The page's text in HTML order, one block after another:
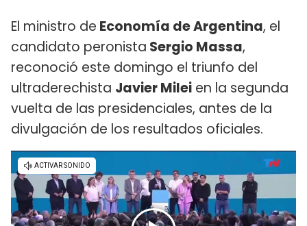
El ministro de Economía de Argentina, el
candidato peronista Sergio Massa,
reconoció este domingo el triunfo del
ultraderechista Javier Milei en la segunda
vuelta de las presidenciales, antes de la
divulgación de los resultados oficiales.